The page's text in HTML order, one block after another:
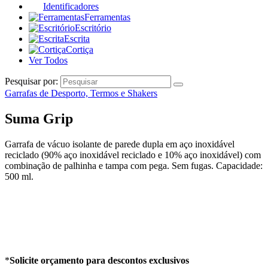
Identificadores
Ferramentas
Escritório
Escrita
Cortiça
Ver Todos
Pesquisar por:
Garrafas de Desporto, Termos e Shakers
Suma Grip
Garrafa de vácuo isolante de parede dupla em aço inoxidável
reciclado (90% aço inoxidável reciclado e 10% aço inoxidável) com
combinação de palhinha e tampa com pega. Sem fugas. Capacidade:
500 ml.
*Solicite orçamento para descontos exclusivos